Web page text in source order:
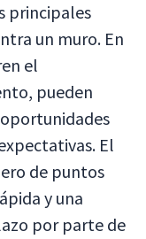
principales
un muro. En
el
pueden
El
de puntos
y una
por parte de